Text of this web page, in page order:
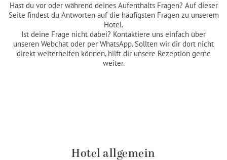
Hast du vor oder während deines Aufenthalts Fragen? Auf dieser
Seite findest du Antworten auf die häufigsten Fragen zu unserem
Hotel.
Ist deine Frage nicht dabei? Kontaktiere uns einfach über
unseren Webchat oder per WhatsApp. Sollten wir dir dort nicht
direkt weiterhelfen können, hilft dir unsere Rezeption gerne
weiter.
Hotel allgemein